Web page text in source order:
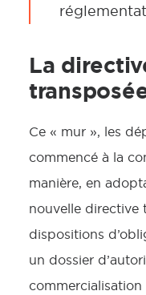
La
Ce « mur », les
commencé à la
manière, en
nouvelle directive
dispositions
un dossier